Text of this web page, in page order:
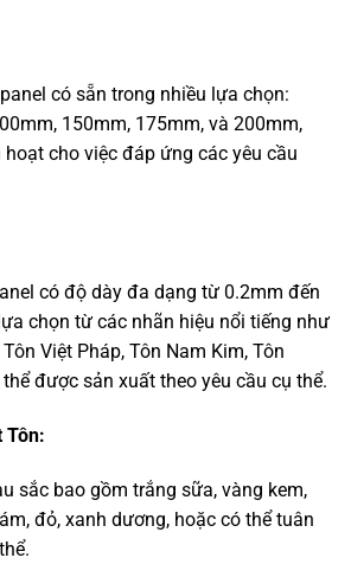
có sẵn trong nhiều lựa chọn:
150mm, 175mm, và 200mm,
cho việc đáp ứng các yêu cầu
có độ dày đa dạng từ 0.2mm đến
chọn từ các nhãn hiệu nổi tiếng như
Việt Pháp, Tôn Nam Kim, Tôn
được sản xuất theo yêu cầu cụ thể.
Tôn:
sắc bao gồm trắng sữa, vàng kem,
đỏ, xanh dương, hoặc có thể tuân